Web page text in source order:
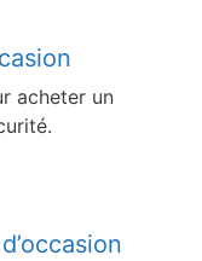
acheter un